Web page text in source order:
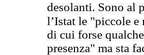
desolanti. Sono al
l’Istat le "piccole
di cui forse
presenza" ma sta